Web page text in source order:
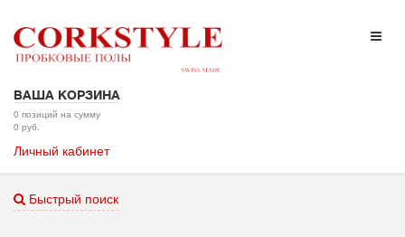
ВАША КОРЗИНА
0 позиций на сумму
0 руб.
Личный кабинет
Быстрый поиск